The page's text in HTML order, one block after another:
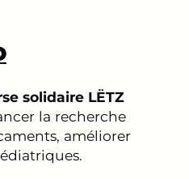
solidaire LËTZ
la recherche
améliorer